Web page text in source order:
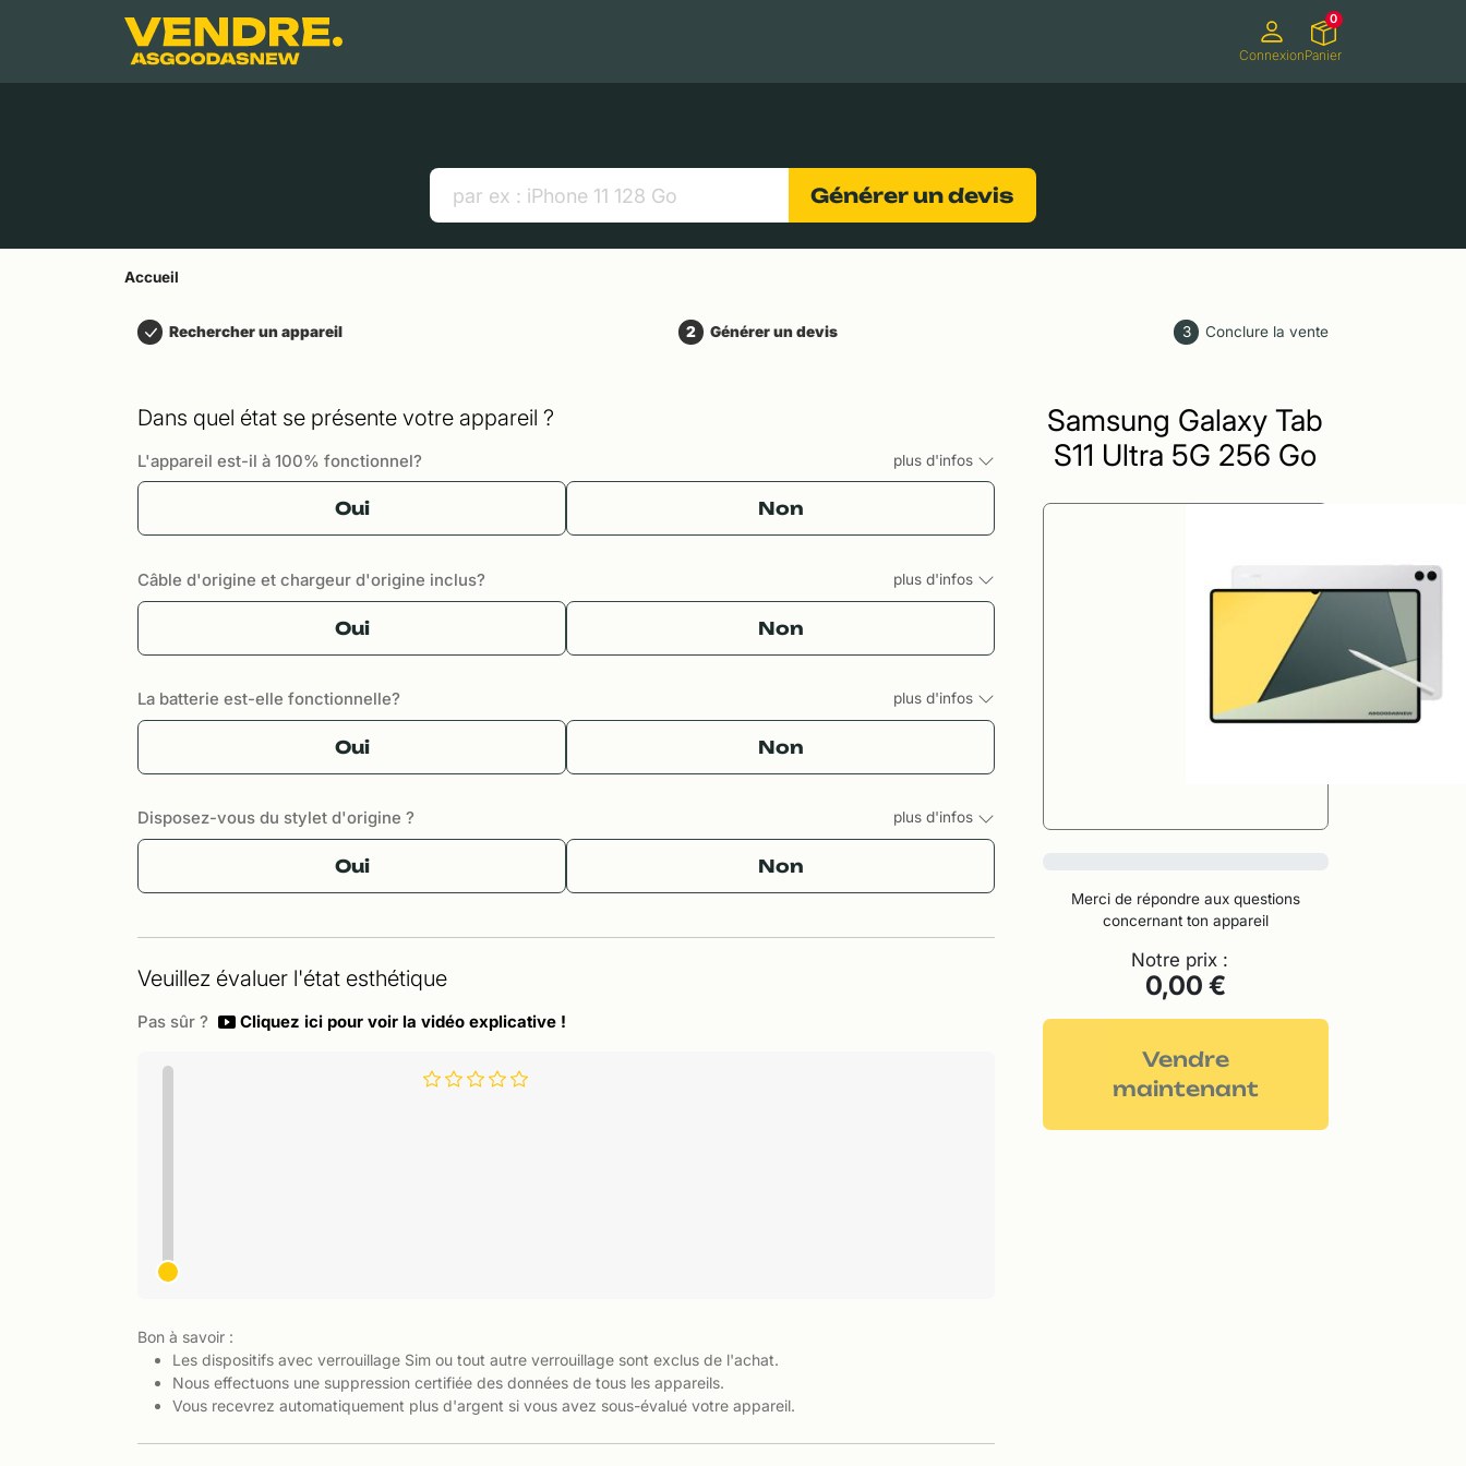
Contenu principal
ConnexionPanier
0
Générer un devis
Accueil
Rechercher un appareil 2 Générer un devis 3 Conclure la vente
Dans quel état se présente votre appareil ?
L'appareil est-il à 100% fonctionnel? plus d'infos
Oui Non
Câble d'origine et chargeur d'origine inclus? plus d'infos
Oui Non
La batterie est-elle fonctionnelle? plus d'infos
Oui Non
Disposez-vous du stylet d'origine ? plus d'infos
Oui Non
Veuillez évaluer l'état esthétique
Pas sûr ? Cliquez ici pour voir la vidéo explicative !
Bon à savoir :
Les dispositifs avec verrouillage Sim ou tout autre verrouillage sont exclus de l'achat.
Nous effectuons une suppression certifiée des données de tous les appareils.
Vous recevrez automatiquement plus d'argent si vous avez sous-évalué votre appareil.
Samsung Galaxy Tab
S11 Ultra 5G 256 Go
Merci de répondre aux questions
concernant ton appareil
Notre prix :
0,00 €
Vendre
maintenant